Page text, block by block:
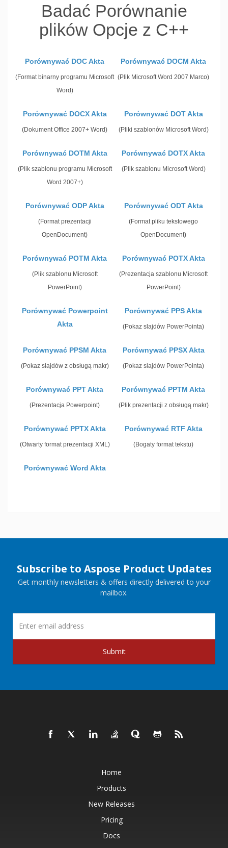
Badać Porównanie
plików Opcje z C++
Porównywać DOC Akta
(Format binarny programu Microsoft
Word)
Porównywać DOCM Akta
(Plik Microsoft Word 2007 Marco)
Porównywać DOCX Akta
(Dokument Office 2007+ Word)
Porównywać DOT Akta
(Pliki szablonów Microsoft Word)
Porównywać DOTM Akta
(Plik szablonu programu Microsoft
Word 2007+)
Porównywać DOTX Akta
(Plik szablonu Microsoft Word)
Porównywać ODP Akta
(Format prezentacji
OpenDocument)
Porównywać ODT Akta
(Format pliku tekstowego
OpenDocument)
Porównywać POTM Akta
(Plik szablonu Microsoft
PowerPoint)
Porównywać POTX Akta
(Prezentacja szablonu Microsoft
PowerPoint)
Porównywać Powerpoint
Akta
Porównywać PPS Akta
(Pokaz slajdów PowerPointa)
Porównywać PPSM Akta
(Pokaz slajdów z obsługą makr)
Porównywać PPSX Akta
(Pokaz slajdów PowerPointa)
Porównywać PPT Akta
(Prezentacja Powerpoint)
Porównywać PPTM Akta
(Plik prezentacji z obsługą makr)
Porównywać PPTX Akta
(Otwarty format prezentacji XML)
Porównywać RTF Akta
(Bogaty format tekstu)
Porównywać Word Akta
Subscribe to Aspose Product Updates
Get monthly newsletters & offers directly delivered to your
mailbox.
Submit
Home
Products
New Releases
Pricing
Docs